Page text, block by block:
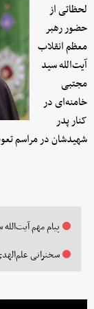
لحظاتی از
حضور رهبر
معظم انقلاب
آیت‌الله سید
مجتبی
خامنه‌ای در
کنار پدر
شهیدشان در مراسم
پیام مهم
سخنرانی